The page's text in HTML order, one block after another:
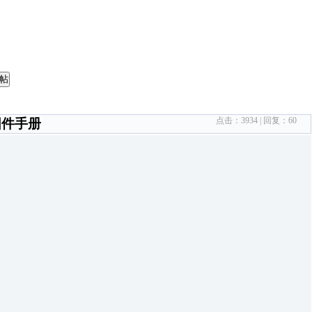
手册 点击： 3934 | 回复： 60